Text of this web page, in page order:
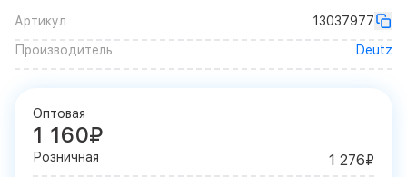
Артикул
13037977
Производитель
Deutz
Оптовая
1 160₽
Розничная 1 276₽